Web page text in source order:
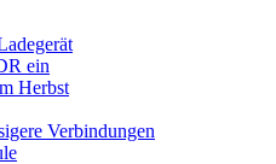
ein
Herbst
Verbindungen